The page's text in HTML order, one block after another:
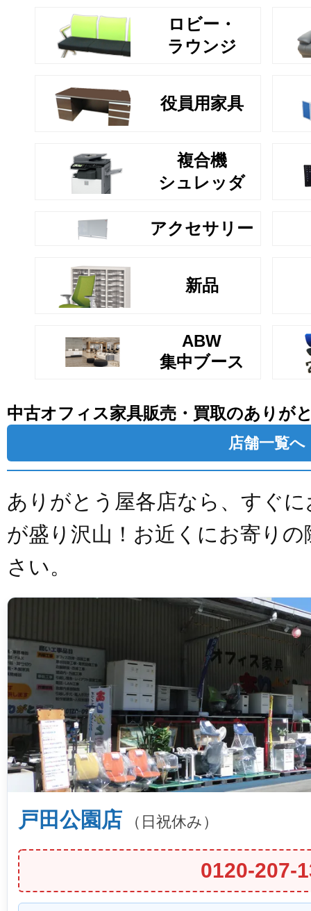
ロビー・
ラウンジ
役員用家具
複合機
シュレッダ
アクセサリー
新品
ABW
集中ブース
中古オフィス家具販売・買取のありが
店舗一覧へ
ありがとう屋各店なら、すぐ
が盛り沢山！お近くにお寄り
さい。
戸田公園店 （日祝休み）
0120-207-